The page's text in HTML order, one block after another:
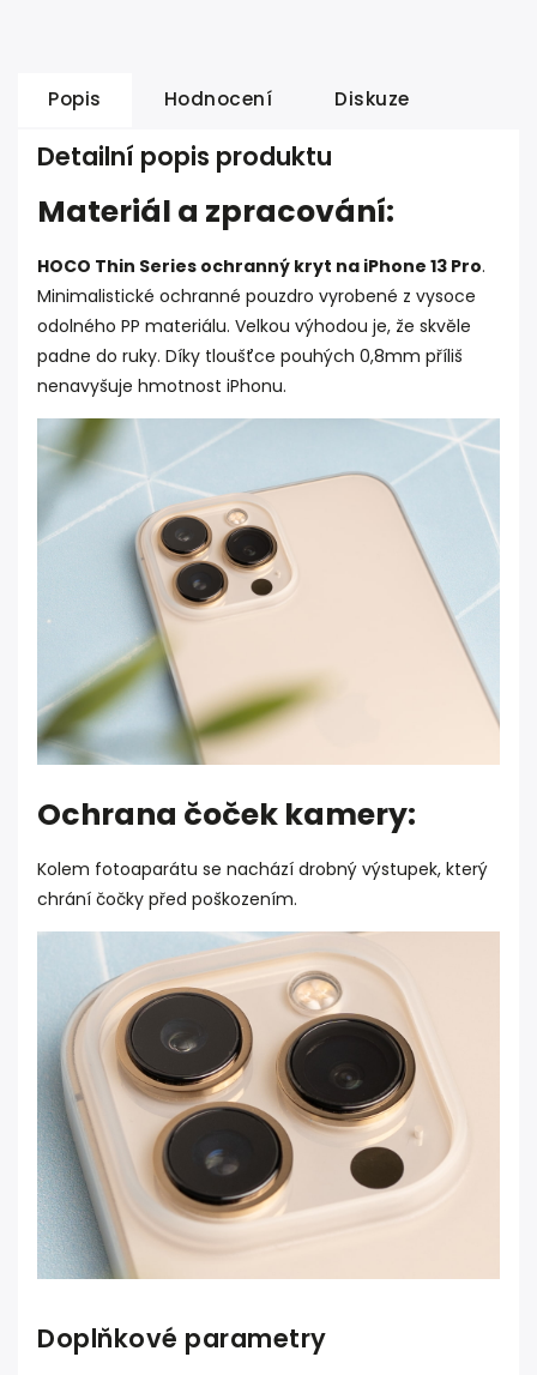
Popis Hodnocení Diskuze
Detailní popis produktu
Materiál a zpracování:
HOCO Thin Series ochranný kryt na iPhone 13 Pro.
Minimalistické ochranné pouzdro vyrobené z vysoce
odolného PP materiálu. Velkou výhodou je, že skvěle
padne do ruky. Díky tloušťce pouhých 0,8mm příliš
nenavyšuje hmotnost iPhonu.
Ochrana čoček kamery:
Kolem fotoaparátu se nachází drobný výstupek, který
chrání čočky před poškozením.
Doplňkové parametry